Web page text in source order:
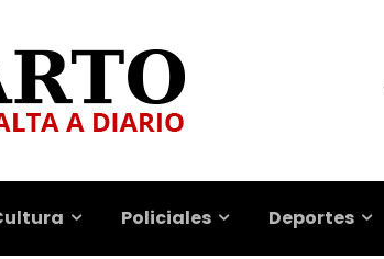
Policiales Deportes